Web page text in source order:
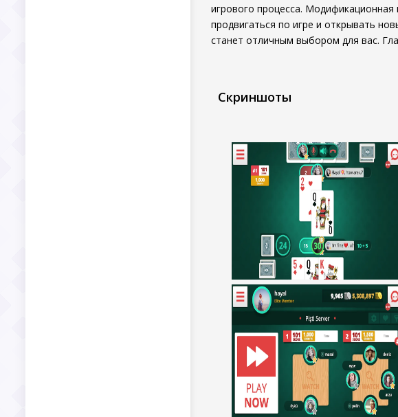
игрового процесса.
продвигаться по игре и открывать
станет отличным выбором для вас.
Скриншоты